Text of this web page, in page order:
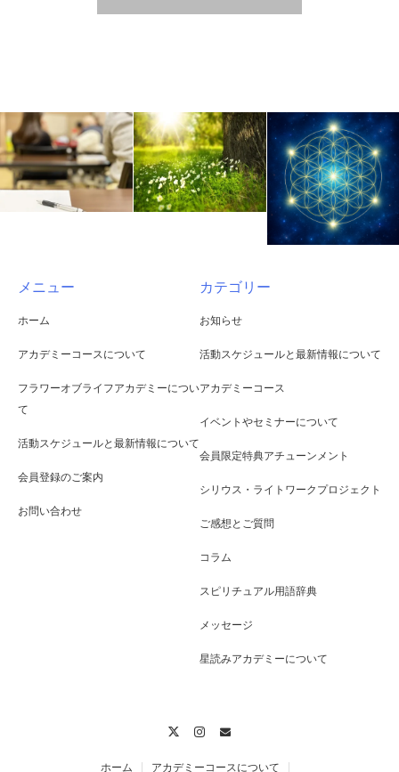
メニュー
ホーム
アカデミーコースについて
フラワーオブライフアカデミーについ
て
活動スケジュールと最新情報について
会員登録のご案内
お問い合わせ
カテゴリー
お知らせ
活動スケジュールと最新情報について
アカデミーコース
イベントやセミナーについて
会員限定特典アチューンメント
シリウス・ライトワークプロジェクト
ご感想とご質問
コラム
スピリチュアル用語辞典
メッセージ
星読みアカデミーについて
ホーム アカデミーコースについて